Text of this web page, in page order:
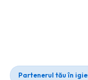
Partenerul tău în